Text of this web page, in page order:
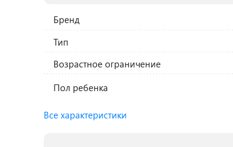
Бренд
Тип
Возрастное ограничение
Пол ребенка
Все характеристики